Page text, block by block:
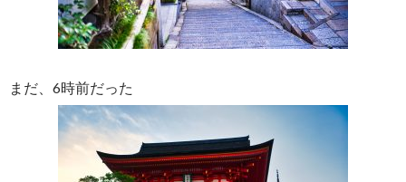
まだ、6時前だった